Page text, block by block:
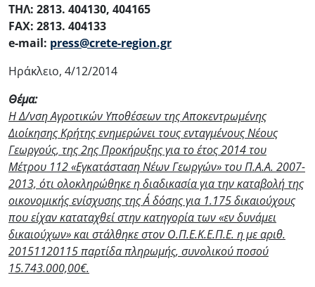
ΤΗΛ: 2813. 404130, 404165
FAX: 2813. 404133
e-mail: press@crete-region.gr
Ηράκλειο, 4/12/2014
Θέμα:
Η Δ/νση Αγροτικών Υποθέσεων της Αποκεντρωμένης
Διοίκησης Κρήτης ενημερώνει τους ενταγμένους Νέους
Γεωργούς, της 2ης Προκήρυξης για το έτος 2014 του
Μέτρου 112 «Εγκατάσταση Νέων Γεωργών» του Π.Α.Α. 2007-
2013, ότι ολοκληρώθηκε η διαδικασία για την καταβολή της
οικονομικής ενίσχυσης της Α΄ δόσης για 1.175 δικαιούχους
που είχαν καταταχθεί στην κατηγορία των «εν δυνάμει
δικαιούχων» και στάλθηκε στον Ο.Π.Ε.Κ.Ε.Π.Ε. η με αριθ.
20151120115 παρτίδα πληρωμής, συνολικού ποσού
15.743.000,00€.